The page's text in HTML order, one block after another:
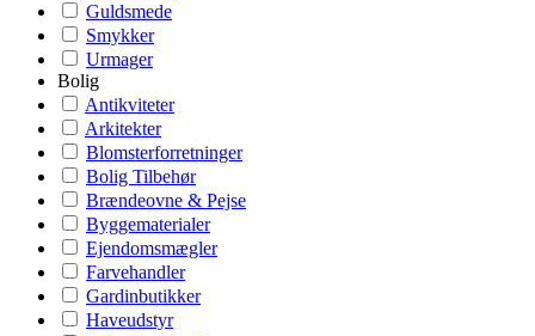
Guldsmede
Smykker
Urmager
Bolig
Antikviteter
Arkitekter
Blomsterforretninger
Bolig Tilbehør
Brændeovne & Pejse
Byggematerialer
Ejendomsmægler
Farvehandler
Gardinbutikker
Haveudstyr